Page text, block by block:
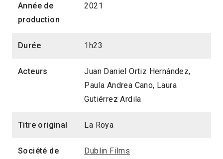
Année de
production
2021
Durée 1h23
Acteurs
Juan Daniel Ortiz Hernández,
Paula Andrea Cano, Laura
Gutiérrez Ardila
Titre original La Roya
Société de
Dublin Films